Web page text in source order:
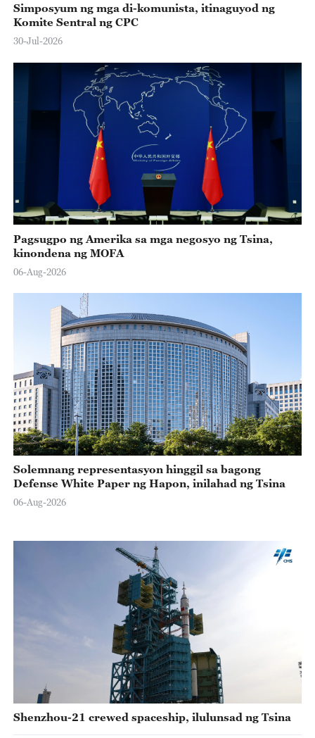
Simposyum ng mga di-komunista, itinaguyod ng
Komite Sentral ng CPC
30-Jul-2026
Pagsugpo ng Amerika sa mga negosyo ng Tsina,
kinondena ng MOFA
06-Aug-2026
Solemnang representasyon hinggil sa bagong
Defense White Paper ng Hapon, inilahad ng Tsina
06-Aug-2026
Shenzhou-21 crewed spaceship, ilulunsad ng Tsina